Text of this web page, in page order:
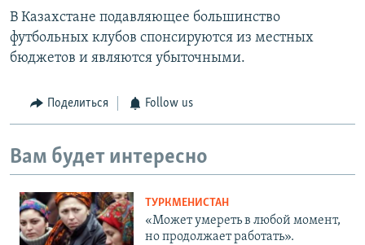
В Казахстане подавляющее большинство
футбольных клубов спонсируются из местных
бюджетов и являются убыточными.
Поделиться Follow us
Вам будет интересно
ТУРКМЕНИСТАН
«Может умереть в любой момент,
но продолжает работать».